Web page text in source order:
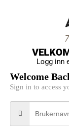
Logg inn
Welcome
Sign in to access